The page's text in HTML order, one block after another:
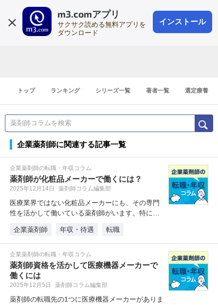
m3.comアプリ
サクサク読める無料アプリを
ダウンロード
インストール
会員登録
登録1分
トップ ランキング シリーズ一覧 著者一覧 選定療養
企業薬剤師に関連する記事一覧
企業薬剤師の転職・年収コラム
薬剤師が化粧品メーカーで働くには？
2025年12月14日 薬剤師コラム編集部
医療業界ではない化粧品メーカーにも、その専門
性を活かして働いている薬剤師がいます。特に美
企業薬剤師
年収・待遇 転職
企業薬剤師の転職・年収コラム
薬剤師資格を活かして医療機器メーカーで
働くには
2025年12月5日 薬剤師コラム編集部
薬剤師の転職先の1つに医療機器メーカーがありま